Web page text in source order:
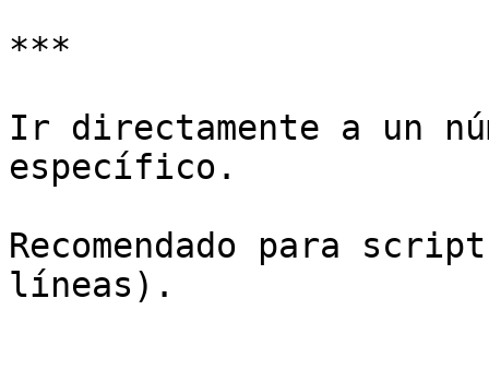
***
Ir directamente a un
específico.
Recomendado para
líneas).